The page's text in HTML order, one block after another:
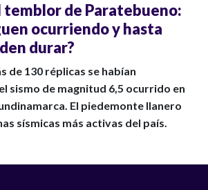
temblor de Paratebueno:
ocurriendo y hasta
durar?
de 130 réplicas se habían
sismo de magnitud 6,5 ocurrido en
El piedemonte llanero
sísmicas más activas del país.